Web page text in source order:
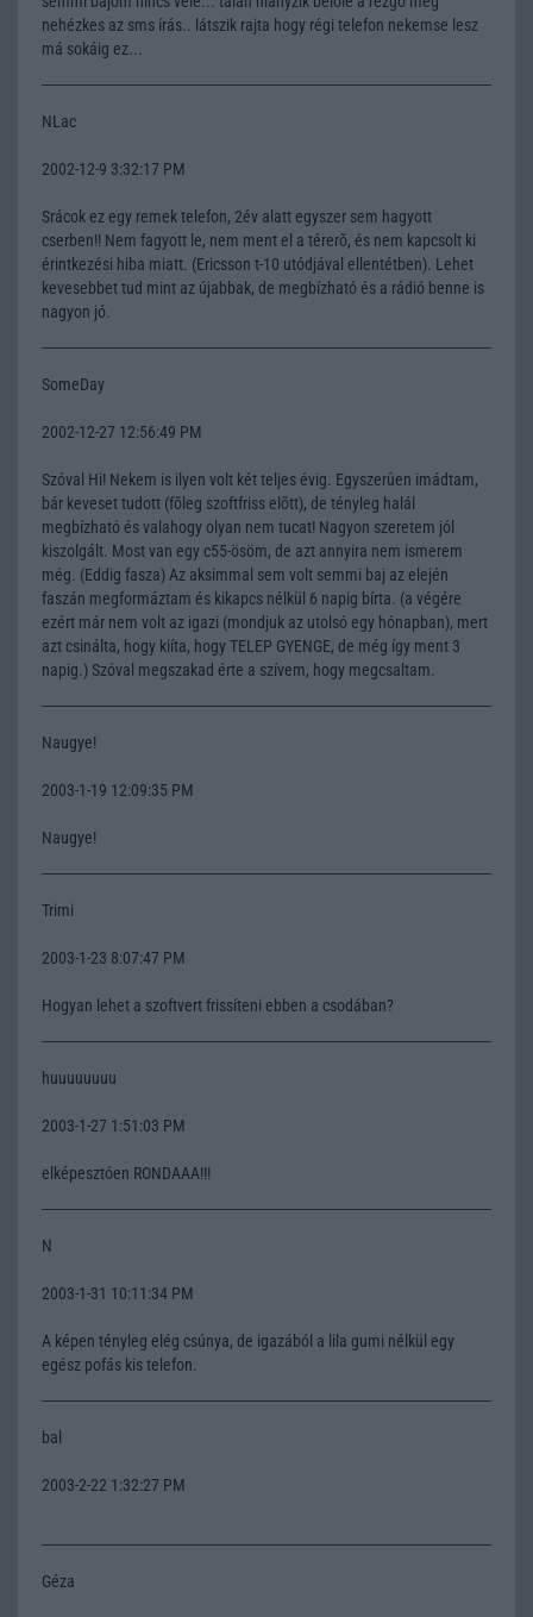
nehézkes az sms írás.. látszik rajta hogy régi telefon nekemse lesz
má sokáig ez...
NLac
2002-12-9 3:32:17 PM
Srácok ez egy remek telefon, 2év alatt egyszer sem hagyott
cserben!! Nem fagyott le, nem ment el a térerõ, és nem kapcsolt ki
érintkezési hiba miatt. (Ericsson t-10 utódjával ellentétben). Lehet
kevesebbet tud mint az újabbak, de megbízható és a rádió benne is
nagyon jó.
SomeDay
2002-12-27 12:56:49 PM
Szóval Hi! Nekem is ilyen volt két teljes évig. Egyszerûen imádtam,
bár keveset tudott (fõleg szoftfriss elõtt), de tényleg halál
megbízható és valahogy olyan nem tucat! Nagyon szeretem jól
kiszolgált. Most van egy c55-ösöm, de azt annyira nem ismerem
még. (Eddig fasza) Az aksimmal sem volt semmi baj az elején
faszán megformáztam és kikapcs nélkül 6 napig bírta. (a végére
ezért már nem volt az igazi (mondjuk az utolsó egy hónapban), mert
azt csinálta, hogy kiíta, hogy TELEP GYENGE, de még így ment 3
napig.) Szóval megszakad érte a szívem, hogy megcsaltam.
Naugye!
2003-1-19 12:09:35 PM
Naugye!
Trimi
2003-1-23 8:07:47 PM
Hogyan lehet a szoftvert frissíteni ebben a csodában?
huuuuuuuu
2003-1-27 1:51:03 PM
elképesztóen RONDAAA!!!
N
2003-1-31 10:11:34 PM
A képen tényleg elég csúnya, de igazából a lila gumi nélkül egy
egész pofás kis telefon.
bal
2003-2-22 1:32:27 PM
Géza